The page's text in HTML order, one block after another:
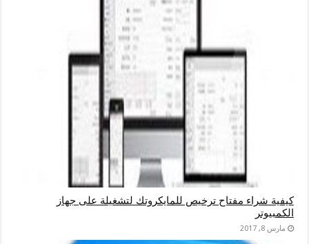
كيفية شراء مفتاح ترخيص للمايكروتك لتشغيلة على جهاز
الكمبيوتر
مارس 8, 2017